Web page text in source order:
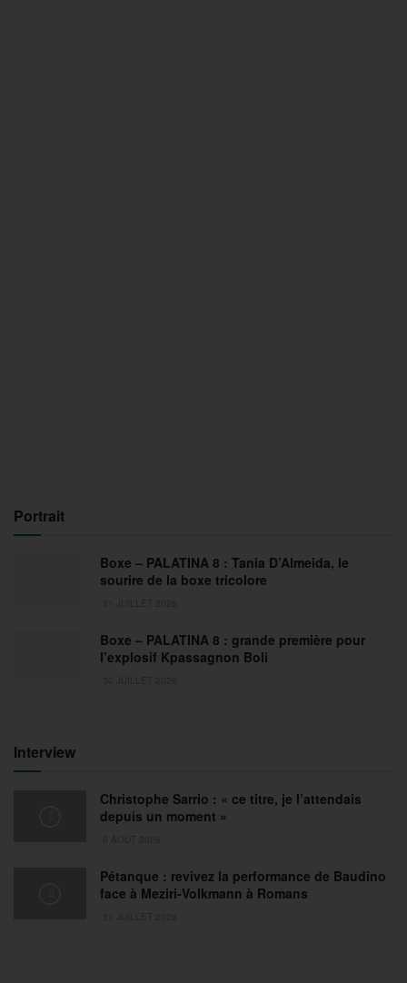
Portrait
Boxe – PALATINA 8 : Tania D’Almeida, le
sourire de la boxe tricolore
Boxe – PALATINA 8 : grande première pour
l’explosif Kpassagnon Boli
Interview
Christophe Sarrio : « ce titre, je l’attendais
depuis un moment »
Pétanque : revivez la performance de Baudino
face à Meziri-Volkmann à Romans